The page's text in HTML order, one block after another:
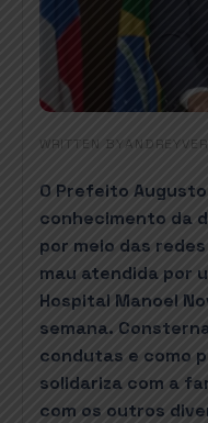
WRITTEN BY
O Prefeito
conhecimento da
por meio das
mau atendida por
Hospital Manoel
semana.
condutas e como
solidariza com a
com os outros